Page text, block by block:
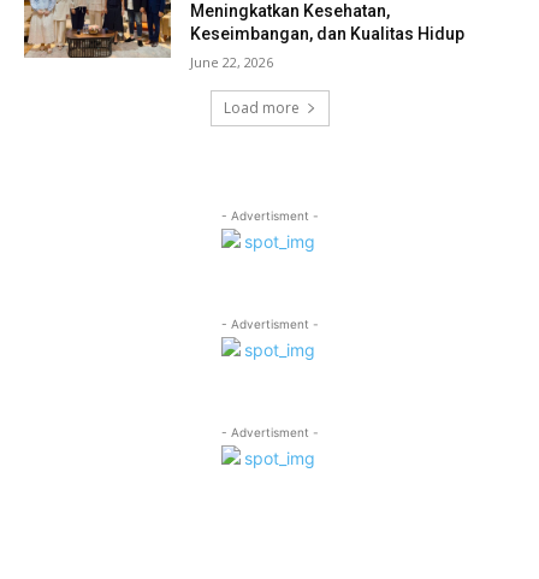
Meningkatkan Kesehatan,
Keseimbangan, dan Kualitas Hidup
June 22, 2026
Load more
- Advertisment -
- Advertisment -
- Advertisment -